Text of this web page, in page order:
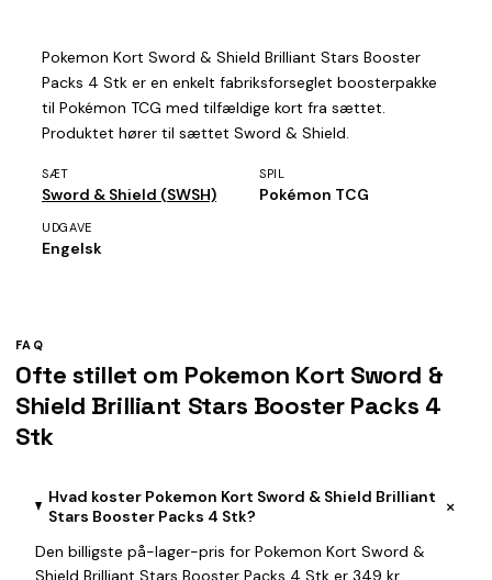
Pokemon Kort Sword & Shield Brilliant Stars Booster
Packs 4 Stk er en enkelt fabriksforseglet boosterpakke
til Pokémon TCG med tilfældige kort fra sættet.
Produktet hører til sættet Sword & Shield.
SÆT
Sword & Shield (SWSH)
SPIL
Pokémon TCG
UDGAVE
Engelsk
FAQ
Ofte stillet om Pokemon Kort Sword &
Shield Brilliant Stars Booster Packs 4
Stk
Hvad koster Pokemon Kort Sword & Shield Brilliant
Stars Booster Packs 4 Stk?
+
Den billigste på-lager-pris for Pokemon Kort Sword &
Shield Brilliant Stars Booster Packs 4 Stk er 349 kr,